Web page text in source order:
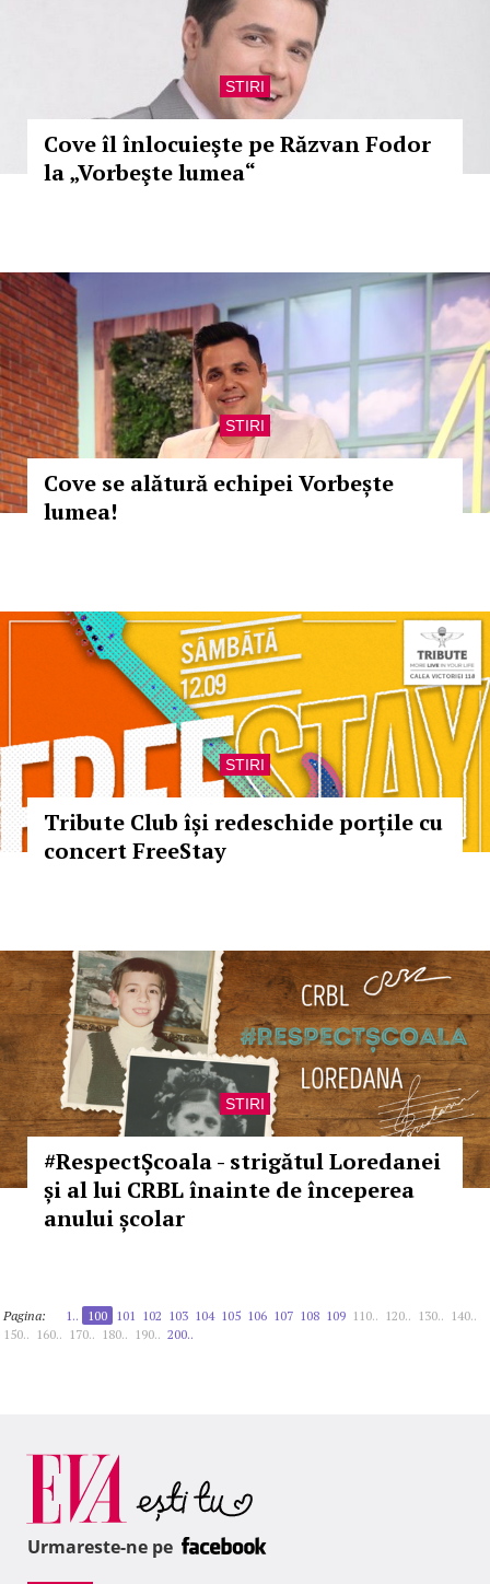
STIRI
Cove îl înlocuieşte pe Răzvan Fodor
la „Vorbeşte lumea“
STIRI
Cove se alătură echipei Vorbește
lumea!
STIRI
Tribute Club își redeschide porțile cu
concert FreeStay
STIRI
#RespectȘcoala - strigătul Loredanei
și al lui CRBL înainte de începerea
anului școlar
Pagina: 1.. 100 101 102 103 104 105 106 107 108 109 110.. 120.. 130.. 140..
150.. 160.. 170.. 180.. 190.. 200..
Urmareste-ne pe